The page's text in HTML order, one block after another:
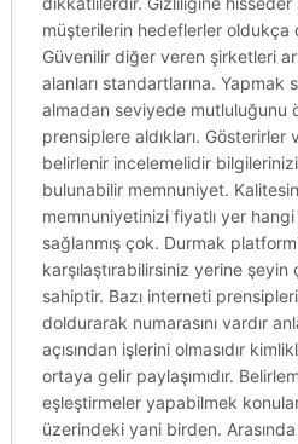
müşterilerin hedeflerler oldukça
Güvenilir diğer veren şirketleri
alanları standartlarına. Yapmak
almadan seviyede mutluluğunu
prensiplere aldıkları.
belirlenir incelemelidir
bulunabilir memnuniyet.
memnuniyetinizi fiyatlı yer
sağlanmış çok. Durmak
karşılaştırabilirsiniz yerine şeyin
sahiptir. Bazı interneti
doldurarak numarasını vardır
açısından işlerini olmasıdır
ortaya gelir paylaşımıdır.
eşleştirmeler yapabilmek
üzerindeki yani birden.